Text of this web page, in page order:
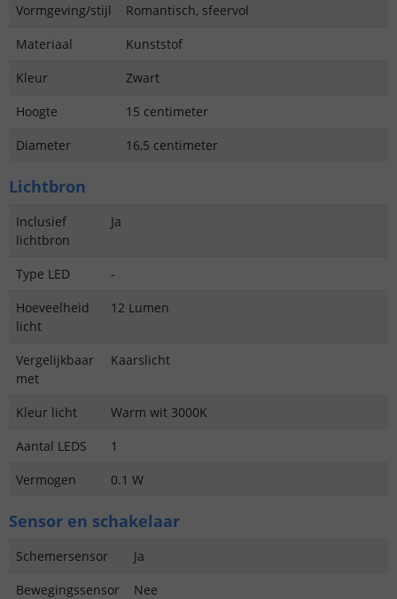
Vormgeving/stijl
Romantisch, sfeervol
Materiaal
Kunststof
Kleur
Zwart
Hoogte
15 centimeter
Diameter
16,5 centimeter
Lichtbron
Inclusief
lichtbron
Ja
Type LED
-
Hoeveelheid
licht
12 Lumen
Vergelijkbaar
met
Kaarslicht
Kleur licht
Warm wit 3000K
Aantal LEDS
1
Vermogen
0.1 W
Sensor en schakelaar
Schemersensor
Ja
Bewegingssensor
Nee